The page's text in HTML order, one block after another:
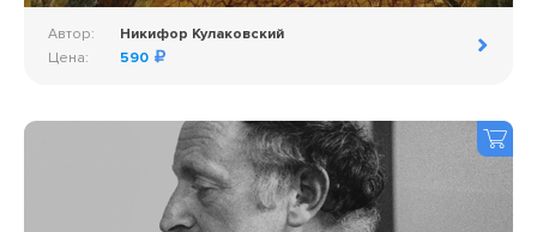
Автор:
Никифор Кулаковский
Цена:
590